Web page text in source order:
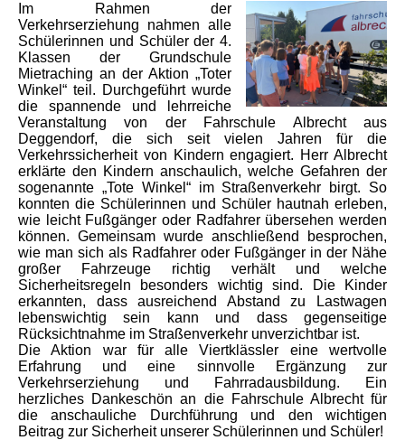
Im Rahmen der
Verkehrserziehung nahmen alle
Schülerinnen und Schüler der 4.
Klassen der Grundschule
Mietraching an der Aktion „Toter
Winkel“ teil. Durchgeführt wurde
die spannende und lehrreiche
Veranstaltung von der Fahrschule Albrecht aus
Deggendorf, die sich seit vielen Jahren für die
Verkehrssicherheit von Kindern engagiert. Herr Albrecht
erklärte den Kindern anschaulich, welche Gefahren der
sogenannte „Tote Winkel“ im Straßenverkehr birgt. So
konnten die Schülerinnen und Schüler hautnah erleben,
wie leicht Fußgänger oder Radfahrer übersehen werden
können. Gemeinsam wurde anschließend besprochen,
wie man sich als Radfahrer oder Fußgänger in der Nähe
großer Fahrzeuge richtig verhält und welche
Sicherheitsregeln besonders wichtig sind. Die Kinder
erkannten, dass ausreichend Abstand zu Lastwagen
lebenswichtig sein kann und dass gegenseitige
Rücksichtnahme im Straßenverkehr unverzichtbar ist.
Die Aktion war für alle Viertklässler eine wertvolle
Erfahrung und eine sinnvolle Ergänzung zur
Verkehrserziehung und Fahrradausbildung. Ein
herzliches Dankeschön an die Fahrschule Albrecht für
die anschauliche Durchführung und den wichtigen
Beitrag zur Sicherheit unserer Schülerinnen und Schüler!